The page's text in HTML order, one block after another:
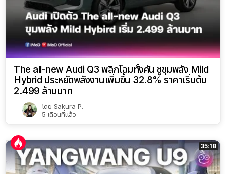
The all-new Audi Q3 พลิกโฉมทั้งคัน ชูขุมพลัง Mild
Hybrid ประหยัดพลังงานเพิ่มขึ้น 32.8% ราคาเริ่มต้น
2.499 ล้านบาท
โดย Sakura P.
5 เดือนที่แล้ว
35:18